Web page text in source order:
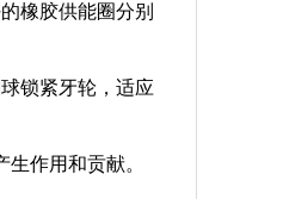
橡胶供能圈分别
锁紧牙轮，适应
作用和贡献。